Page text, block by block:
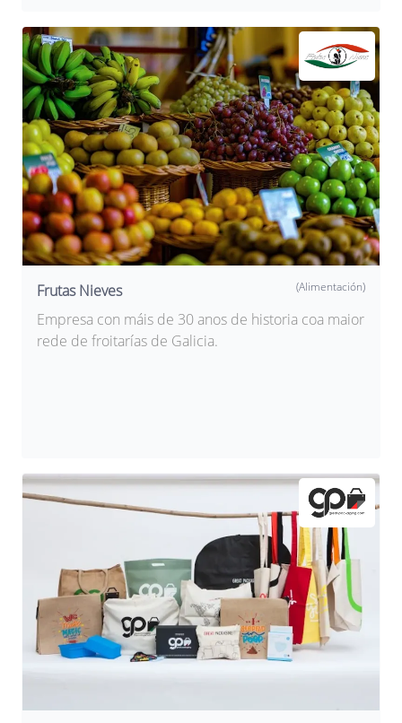
Frutas Nieves (Alimentación)
Empresa con máis de 30 anos de historia coa maior
rede de froitarías de Galicia.